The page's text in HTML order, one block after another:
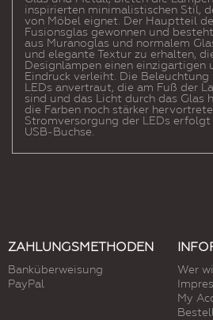
inspirierten minimalistischen Stil,
von Möbel eignet. Der Hauptteil
Fusionsglas gewonnen und
aus Muranoglas und normalem
und elegante Textur zu erhalten,
Designlampen einen einzigartigen
Eindruck verleiht. Die
LEDs anvertraut, die am Fuß der
sind und das Licht durch das Glas
die Farben noch stärker
Stromversorgung der LEDs erfolgt
USB-Buchse.
ZAHLUNGSMETHODEN
Banküberweisung
PayPal
Wer
My